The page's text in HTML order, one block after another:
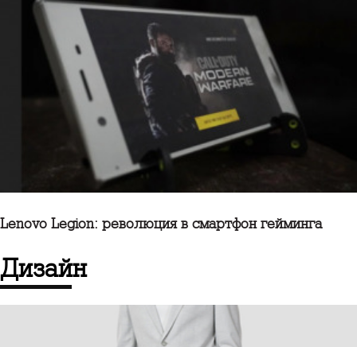
Lenovo Legion: революция в смартфон гейминга
дизайн